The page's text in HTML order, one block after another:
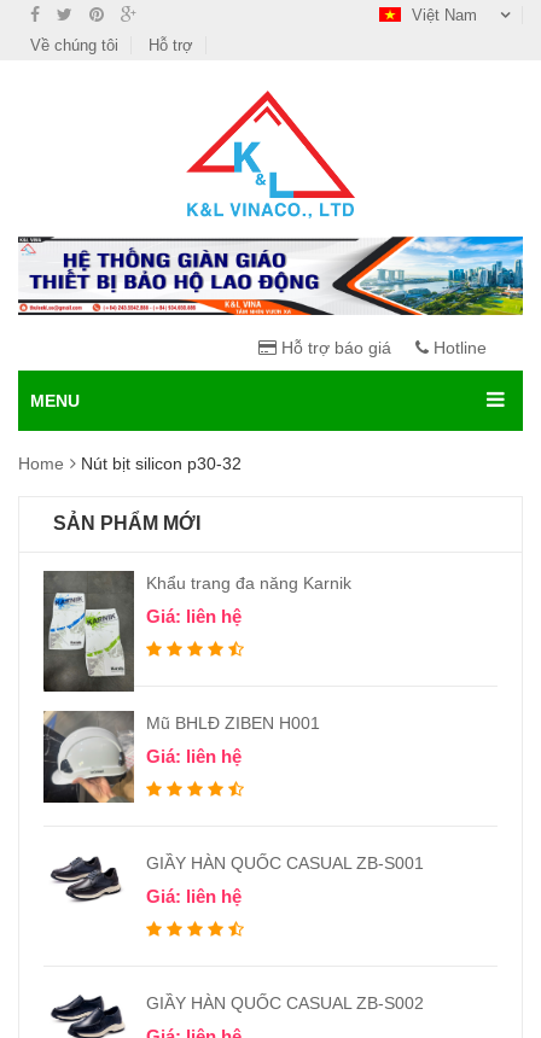
Việt Nam
Về chúng tôi
Hỗ trợ
Hỗ trợ báo giá Hotline
MENU
Home Nút bịt silicon p30-32
SẢN PHẨM MỚI
Khẩu trang đa năng Karnik
Giá: liên hệ
Mũ BHLĐ ZIBEN H001
Giá: liên hệ
GIẦY HÀN QUỐC CASUAL ZB-S001
Giá: liên hệ
GIẦY HÀN QUỐC CASUAL ZB-S002